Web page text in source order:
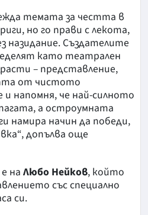
темата за честта в
но го прави с лекота,
назидание. Създателите
като театрален
– представление,
от чистото
напомня, че най-силното
а остроумната
намира начин да победи,
допълва още
на Любо Нейков, който
със специално
си.